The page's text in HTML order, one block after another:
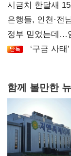
시금치 한달새
은행들, 인천·전
정부 믿었는데…
‘구금 사
함께 볼만한